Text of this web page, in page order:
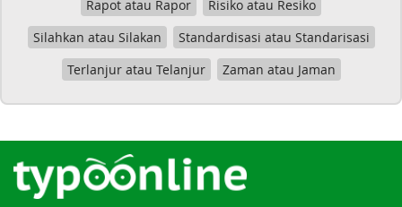
Rapot atau Rapor
Risiko atau Resiko
Silahkan atau Silakan
Standardisasi atau Standarisasi
Terlanjur atau Telanjur
Zaman atau Jaman